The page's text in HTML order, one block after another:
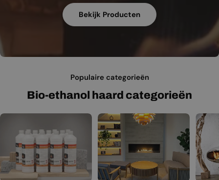
Bekijk Producten
Populaire categorieën
Bio-ethanol haard categorieën